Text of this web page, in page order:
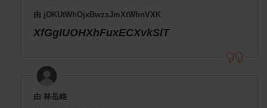
由 jOKUtWhOjxBwzsJmXtWhnVXK
XfGgIUOHXhFuxECXvkSlT
由 林岳維